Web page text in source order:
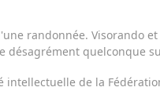
randonnée. Visorando
désagrément quelconque
de la